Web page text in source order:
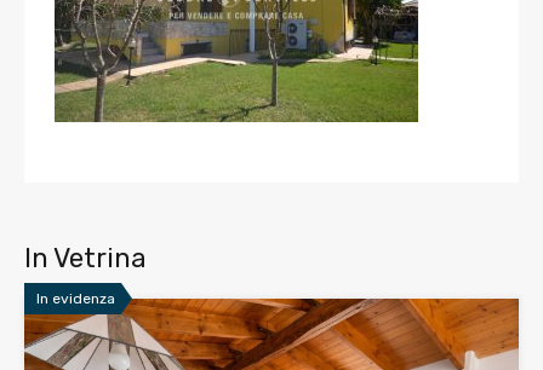
In Vetrina
In evidenza